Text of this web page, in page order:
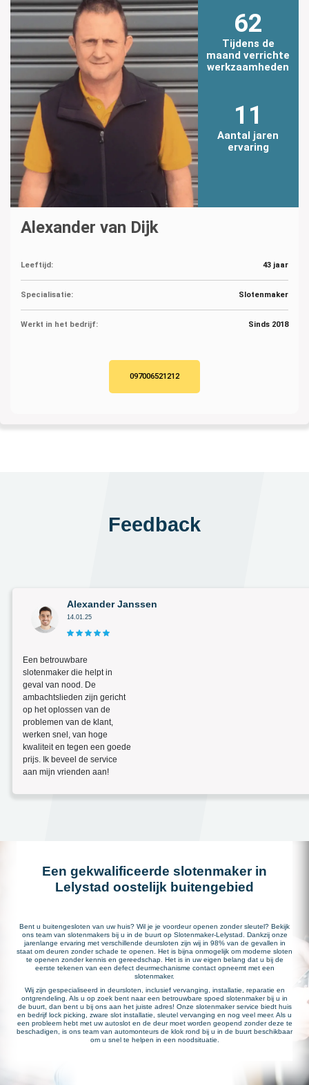
62
Tijdens de
maand verrichte
werkzaamheden
11
Aantal jaren
ervaring
Alexander van Dijk
Leeftijd: 43 jaar
Specialisatie: Slotenmaker
Werkt in het bedrijf: Sinds 2018
097006521212
Feedback
Alexander Janssen
14.01.25
Een betrouwbare
slotenmaker die helpt in
geval van nood. De
ambachtslieden zijn gericht
op het oplossen van de
problemen van de klant,
werken snel, van hoge
kwaliteit en tegen een goede
prijs. Ik beveel de service
aan mijn vrienden aan!
Een gekwalificeerde slotenmaker in
Lelystad oostelijk buitengebied
Bent u buitengesloten van uw huis? Wil je je voordeur openen zonder sleutel? Bekijk
ons team van slotenmakers bij u in de buurt op Slotenmaker-Lelystad. Dankzij onze
jarenlange ervaring met verschillende deursloten zijn wij in 98% van de gevallen in
staat om deuren zonder schade te openen. Het is bijna onmogelijk om moderne sloten
te openen zonder kennis en gereedschap. Het is in uw eigen belang dat u bij de
eerste tekenen van een defect deurmechanisme contact opneemt met een
slotenmaker.
Wij zijn gespecialiseerd in deursloten, inclusief vervanging, installatie, reparatie en
ontgrendeling. Als u op zoek bent naar een betrouwbare spoed slotenmaker bij u in
de buurt, dan bent u bij ons aan het juiste adres! Onze slotenmaker service biedt huis
en bedrijf lock picking, zware slot installatie, sleutel vervanging en nog veel meer. Als u
een probleem hebt met uw autoslot en de deur moet worden geopend zonder deze te
beschadigen, is ons team van automonteurs de klok rond bij u in de buurt beschikbaar
om u snel te helpen in een noodsituatie.